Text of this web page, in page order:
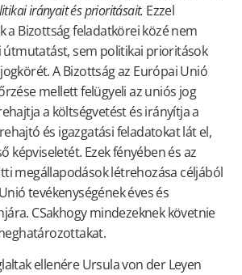
irányait és prioritásait. Ezzel
a Bizottság feladatkörei közé nem
sem politikai prioritások
A Bizottság az Európai Unió
mellett felügyeli az uniós jog
a költségvetést és irányítja a
és igazgatási feladatokat lát el,
képviseletét. Ezek fényében és az
megállapodások létrehozása céljából
tevékenységének éves és
CSakhogy mindezeknek követnie
ellenére Ursula von der Leyen